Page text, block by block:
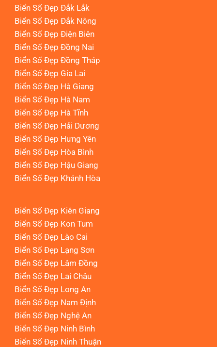
Biển Số Đẹp Đắk Lắk
Biển Số Đẹp Đắk Nông
Biển Số Đẹp Điện Biên
Biển Số Đẹp Đồng Nai
Biển Số Đẹp Đồng Tháp
Biển Số Đẹp Gia Lai
Biển Số Đẹp Hà Giang
Biển Số Đẹp Hà Nam
Biển Số Đẹp Hà Tĩnh
Biển Số Đẹp Hải Dương
Biển Số Đẹp Hưng Yên
Biển Số Đẹp Hòa Bình
Biển Số Đẹp Hậu Giang
Biển Số Đẹp Khánh Hòa
Biển Số Đẹp Kiên Giang
Biển Số Đẹp Kon Tum
Biển Số Đẹp Lào Cai
Biển Số Đẹp Lạng Sơn
Biển Số Đẹp Lâm Đồng
Biển Số Đẹp Lai Châu
Biển Số Đẹp Long An
Biển Số Đẹp Nam Định
Biển Số Đẹp Nghệ An
Biển Số Đẹp Ninh Bình
Biển Số Đẹp Ninh Thuận